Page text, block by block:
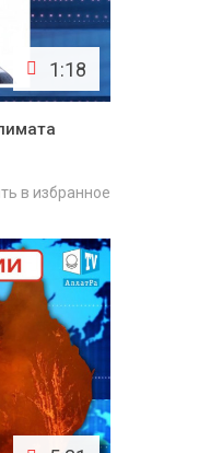
1:18
в избранное